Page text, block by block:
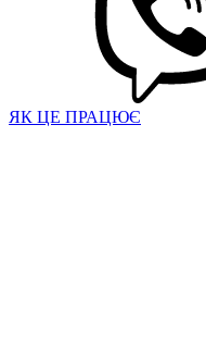
ЯК ЦЕ ПРАЦЮЄ